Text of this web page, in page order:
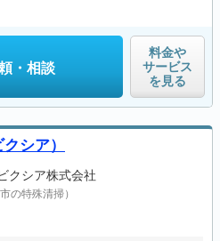
・相談
料金や
サービス
を見る
シア）
クシア株式会社
の特殊清掃）